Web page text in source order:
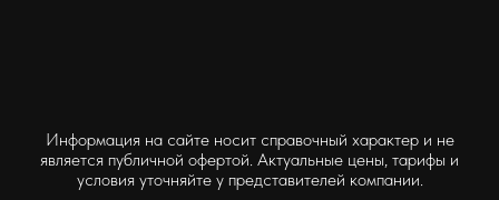
Информация на сайте носит справочный характер и не
является публичной офертой. Актуальные цены, тарифы и
условия уточняйте у представителей компании.